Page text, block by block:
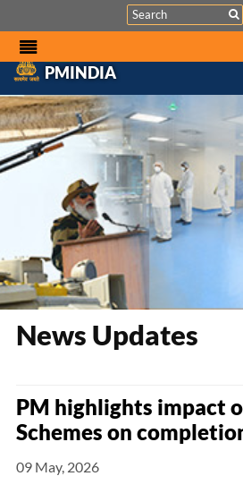
Search
PMINDIA
News Updates
PM highlights impact
Schemes on
09 May, 2026